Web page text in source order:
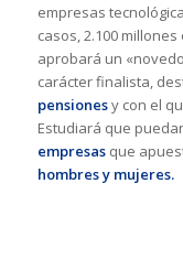
empresas
casos, 2.100
aprobará un
carácter finalista,
pensionesy con el
Estudiará que
empresasque
hombres y mujeres.